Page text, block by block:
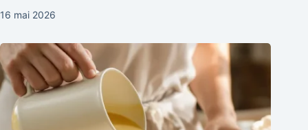
16 mai 2026